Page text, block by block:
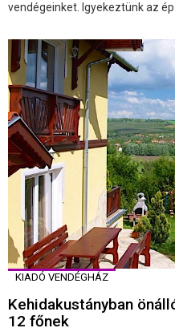
vendégeinket. Igyekeztünk az ép
KIADÓ VENDÉGHÁZ
Kehidakustányban
12 főnek